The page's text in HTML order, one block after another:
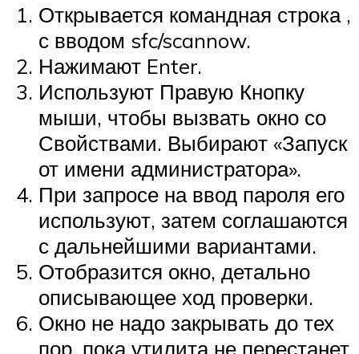
Открывается командная строка ,
с вводом sfc/scannow.
Нажимают Enter.
Используют Правую Кнопку
мыши, чтобы вызвать окно со
Свойствами. Выбирают «Запуск
от имени администратора».
При запросе на ввод пароля его
используют, затем соглашаются
с дальнейшими вариантами.
Отобразится окно, детально
описывающее ход проверки.
Окно не надо закрывать до тех
пор, пока утилита не перестанет